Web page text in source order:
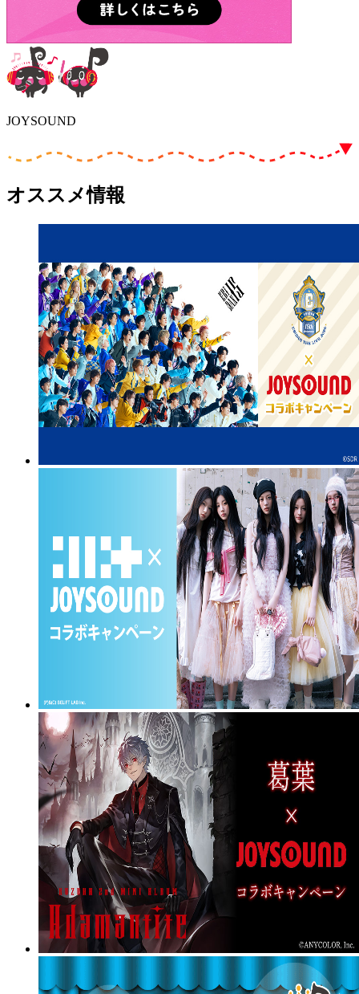
JOYSOUND
オススメ情報